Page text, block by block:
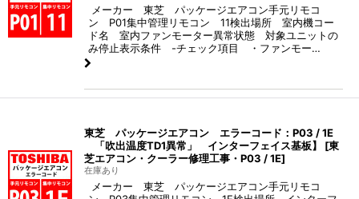
メーカー 東芝 パッケージエアコン手元リモコ
ン P01集中管理リモコン 11検出場所 室内機コー
ド名 室内ファンモーター異常状態 対象ユニットの
み停止表示条件 -チェック項目 ・ファンモー…
東芝 パッケージエアコン エラーコード：P03 / 1E
「吹出温度TD1異常」 インターフェイス基板】
[東
芝エアコン・クーラー修理工事・P03 / 1E]
在庫あり
メーカー 東芝 パッケージエアコン手元リモコ